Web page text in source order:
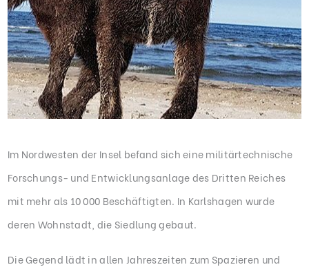
Im Nordwesten der Insel befand sich eine militärtechnische
Forschungs- und Entwicklungsanlage des Dritten Reiches
mit mehr als 10 000 Beschäftigten. In Karlshagen wurde
deren Wohnstadt, die Siedlung gebaut.
Die Gegend lädt in allen Jahreszeiten zum Spazieren und